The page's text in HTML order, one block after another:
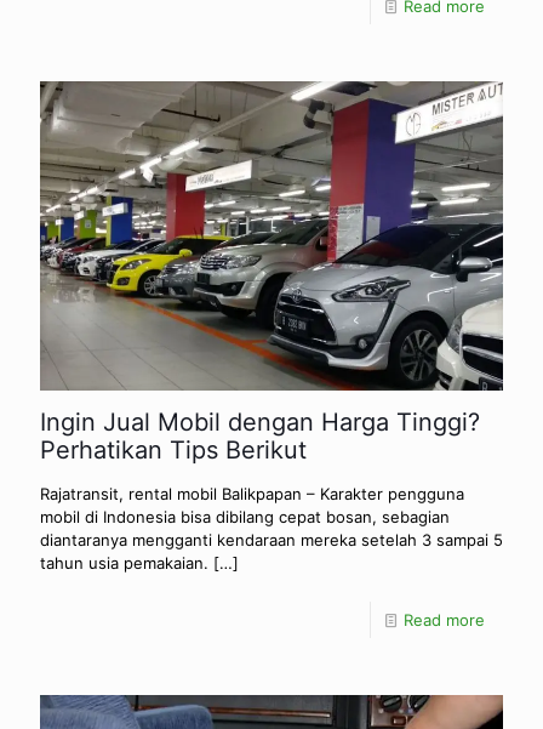
Read more
Ingin Jual Mobil dengan Harga Tinggi?
Perhatikan Tips Berikut
Rajatransit, rental mobil Balikpapan – Karakter pengguna
mobil di Indonesia bisa dibilang cepat bosan, sebagian
diantaranya mengganti kendaraan mereka setelah 3 sampai 5
tahun usia pemakaian. […]
Read more